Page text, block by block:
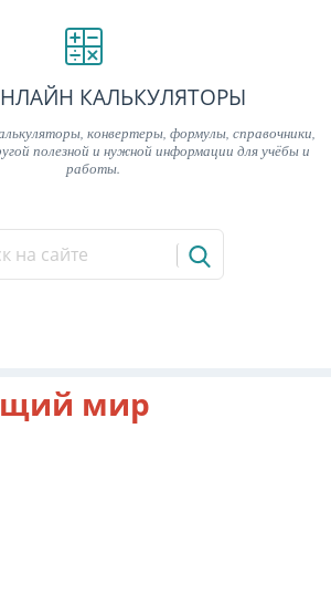
КАЛЬКУЛЯТОРЫ
конвертеры, формулы, справочники,
полезной и нужной информации для учёбы и
работы.
мир